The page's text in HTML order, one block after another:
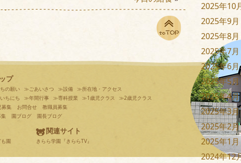
2025年10
2025年9月
2025年8月
2025年7月
2025年6月
2025年5月
2025年4月
2025年3月
2025年2月
2025年1月
2024年12
プ
の願い ≫ごあいさつ ≫設備 ≫所在地・アクセス
ちにち ≫年間行事 ≫専科授業 ≫1歳児クラス
≫2歳児クラス
募集 お問合せ
教職員募集
園ブログ 園長ブログ
園
関連サイト
きらら学園『きららTV』